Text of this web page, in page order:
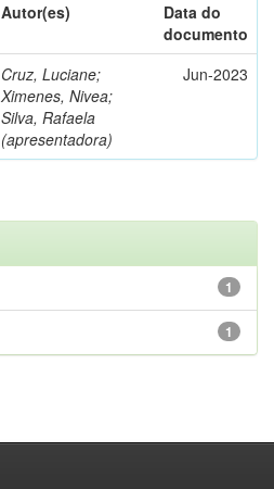
Autor(es)
Data do
documento
Cruz, Luciane;
Ximenes, Nivea;
Silva, Rafaela
(apresentadora)
Jun-2023
1
1